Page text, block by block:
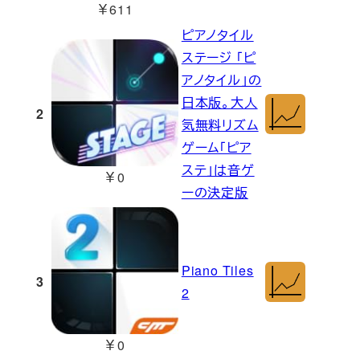
￥611
2
￥0
ピアノタイル
ステージ 「ピ
アノタイル」の
日本版。大人
気無料リズム
ゲーム「ピア
ステ」は音ゲ
ーの決定版
3
￥0
Piano Tiles
2